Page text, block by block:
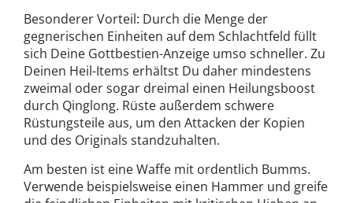
Besonderer Vorteil: Durch die Menge der
gegnerischen Einheiten auf dem Schlachtfeld füllt
sich Deine Gottbestien-Anzeige umso schneller. Zu
Deinen Heil-Items erhältst Du daher mindestens
zweimal oder sogar dreimal einen Heilungsboost
durch Qinglong. Rüste außerdem schwere
Rüstungsteile aus, um den Attacken der Kopien
und des Originals standzuhalten.
Am besten ist eine Waffe mit ordentlich Bumms.
Verwende beispielsweise einen Hammer und greife